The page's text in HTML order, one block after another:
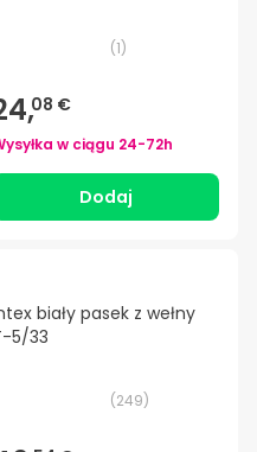
(1)
08 €
w ciągu 24-72h
Dodaj
biały pasek z wełny
5/33
(249)